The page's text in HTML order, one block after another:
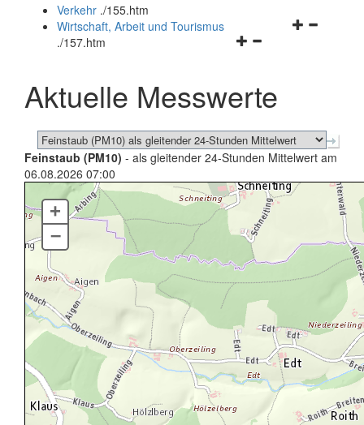
und
schließen
Verkehr ./155.htm
Navigationsmenü
schließen
Wirtschaft, Arbeit und Tourismus
./157.htm
Aktuelle Messwerte
Feinstaub (PM10) - als gleitender 24-Stunden Mittelwert am
06.08.2026 07:00
+
–